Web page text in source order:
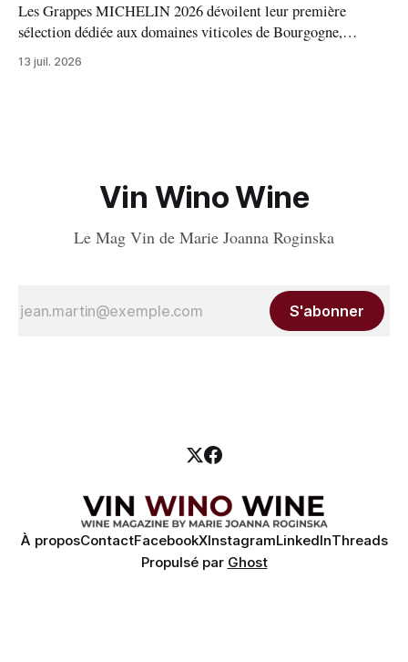
Les Grappes MICHELIN 2026 dévoilent leur première
sélection dédiée aux domaines viticoles de Bourgogne,
distinguant 94 propriétés pour l’excellence de leurs vins. Au
palmarès : 9 domaines reçoivent trois grappes, 20 deux
13 juil. 2026
Vin Wino Wine
Le Mag Vin de Marie Joanna Roginska
S'abonner
À proposContactFacebookXInstagramLinkedInThreads
Propulsé par Ghost